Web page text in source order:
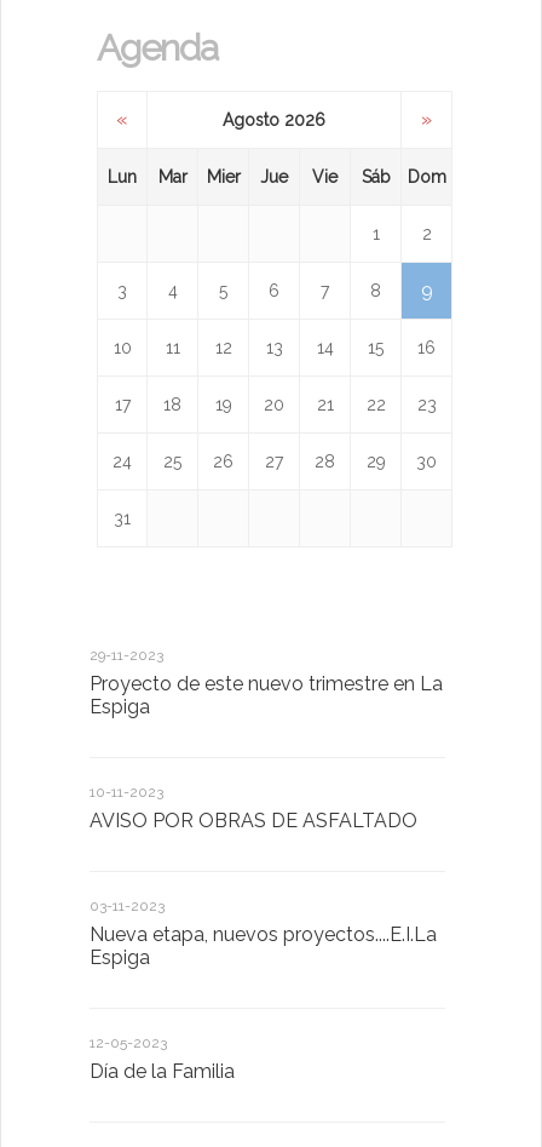
Agenda
« Agosto 2026 »
Lun Mar Mier Jue Vie Sáb Dom
1 2
3 4 5 6 7 8 9
10 11 12 13 14 15 16
17 18 19 20 21 22 23
24 25 26 27 28 29 30
31
29-11-2023
Proyecto de este nuevo trimestre en La
Espiga
10-11-2023
AVISO POR OBRAS DE ASFALTADO
03-11-2023
Nueva etapa, nuevos proyectos....E.I.La
Espiga
12-05-2023
Día de la Familia